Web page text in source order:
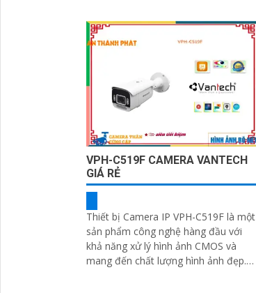
trường...
VPH-C519F CAMERA VANTECH
GIÁ RẺ
Thiết bị Camera IP VPH-C519F là một
sản phẩm công nghệ hàng đầu với
khả năng xử lý hình ảnh CMOS và
mang đến chất lượng hình ảnh đẹp.